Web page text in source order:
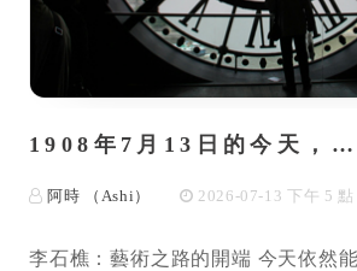
1908年7月13日的今天，…
阿時 （Ashi） 2026-07-13 下午 5 點
李石樵：藝術之路的開端 今天依然